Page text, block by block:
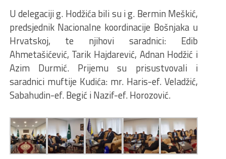
U delegaciji g. Hodžića bili su i g. Bermin Meškić,
predsjednik Nacionalne koordinacije Bošnjaka u
Hrvatskoj, te njihovi saradnici: Edib
Ahmetašićević, Tarik Hajdarević, Adnan Hodžić i
Azim Durmić. Prijemu su prisustvovali i
saradnici muftije Kudića: mr. Haris-ef. Veladžić,
Sabahudin-ef. Begić i Nazif-ef. Horozović.